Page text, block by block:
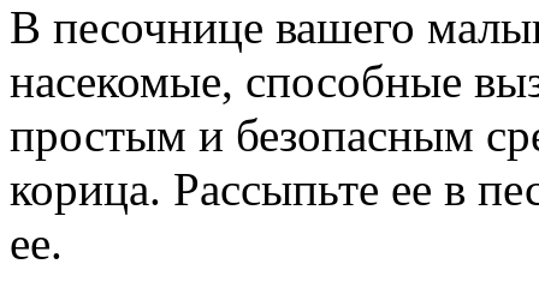
В песочнице вашего
насекомые, способные
простым и безопасным
корица. Рассыпьте ее в
ее.